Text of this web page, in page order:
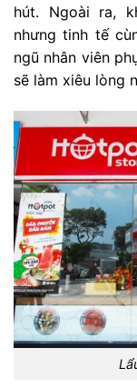
hút. Ngoài ra,
nhưng tinh tế
ngũ nhân viên
sẽ làm xiêu lòng